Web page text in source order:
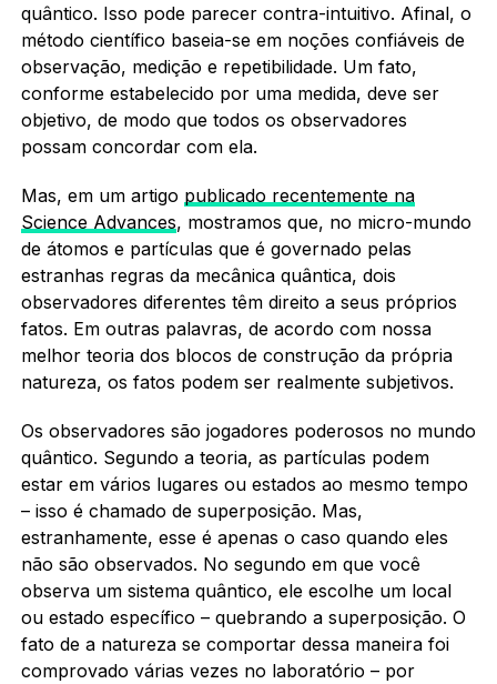
quântico. Isso pode parecer contra-intuitivo. Afinal, o
método científico baseia-se em noções confiáveis ​​de
observação, medição e repetibilidade. Um fato,
conforme estabelecido por uma medida, deve ser
objetivo, de modo que todos os observadores
possam concordar com ela.
Mas, em um artigo publicado recentemente na
Science Advances, mostramos que, no micro-mundo
de átomos e partículas que é governado pelas
estranhas regras da mecânica quântica, dois
observadores diferentes têm direito a seus próprios
fatos. Em outras palavras, de acordo com nossa
melhor teoria dos blocos de construção da própria
natureza, os fatos podem ser realmente subjetivos.
Os observadores são jogadores poderosos no mundo
quântico. Segundo a teoria, as partículas podem
estar em vários lugares ou estados ao mesmo tempo
– isso é chamado de superposição. Mas,
estranhamente, esse é apenas o caso quando eles
não são observados. No segundo em que você
observa um sistema quântico, ele escolhe um local
ou estado específico – quebrando a superposição. O
fato de a natureza se comportar dessa maneira foi
comprovado várias vezes no laboratório – por